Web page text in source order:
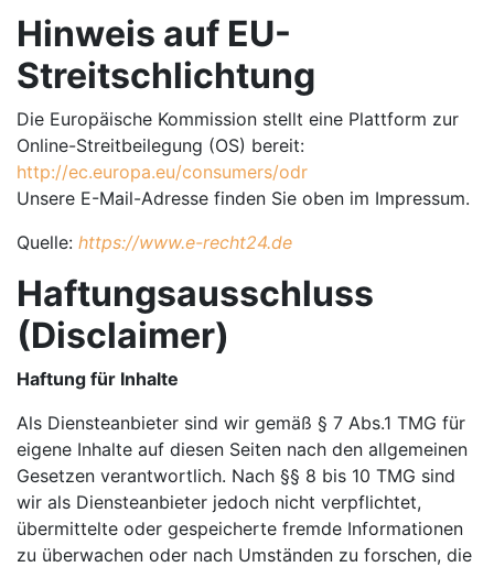
Hinweis auf EU-
Streitschlichtung
Die Europäische Kommission stellt eine Plattform zur
Online-Streitbeilegung (OS) bereit:
http://ec.europa.eu/consumers/odr
Unsere E-Mail-Adresse finden Sie oben im Impressum.
Quelle: https://www.e-recht24.de
Haftungsausschluss
(Disclaimer)
Haftung für Inhalte
Als Diensteanbieter sind wir gemäß § 7 Abs.1 TMG für
eigene Inhalte auf diesen Seiten nach den allgemeinen
Gesetzen verantwortlich. Nach §§ 8 bis 10 TMG sind
wir als Diensteanbieter jedoch nicht verpflichtet,
übermittelte oder gespeicherte fremde Informationen
zu überwachen oder nach Umständen zu forschen, die